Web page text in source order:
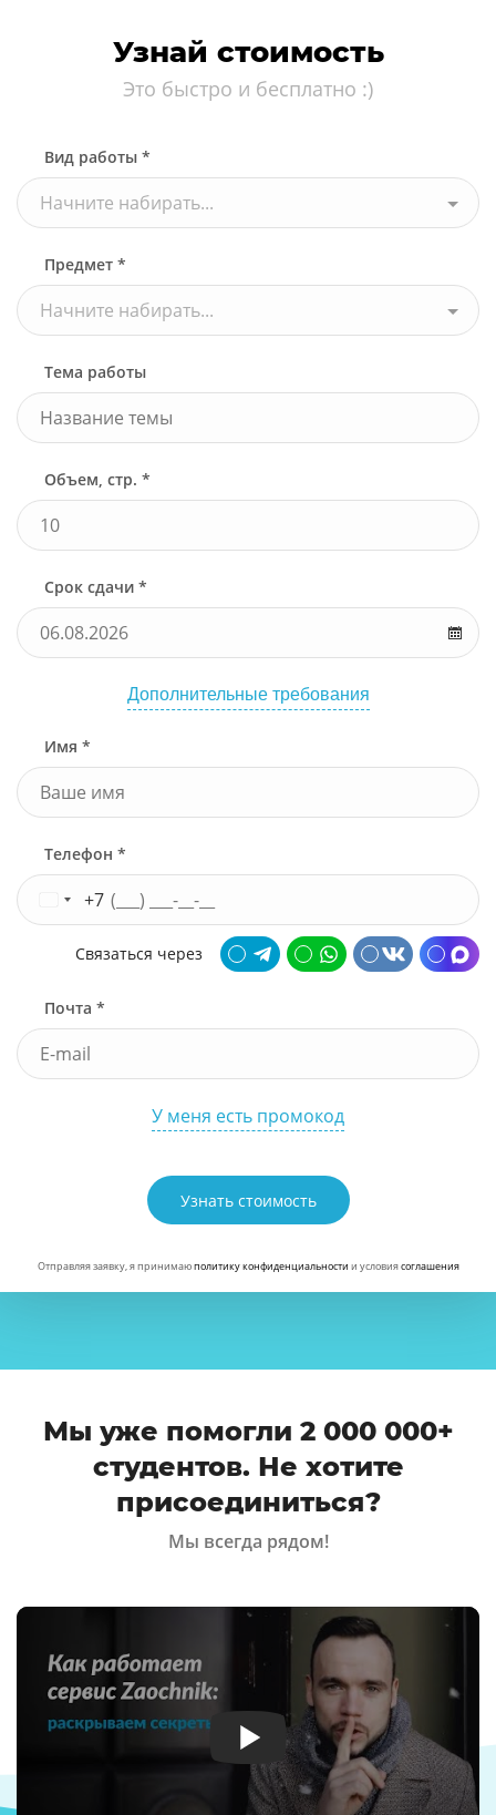
Узнай стоимость
Это быстро и бесплатно :)
Вид работы *
Начните набирать...
Предмет *
Начните набирать...
Тема работы
Объем, стр. *
Срок сдачи *
Дополнительные требования
Имя *
Телефон *
+7
Связаться через
Почта *
У меня есть промокод
Узнать стоимость
Отправляя заявку, я принимаюполитику конфиденциальности и условиясоглашения
Мы уже помогли 2 000 000+
студентов. Не хотите
присоединиться?
Мы всегда рядом!